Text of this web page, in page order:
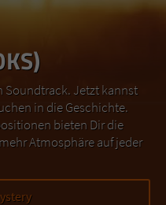
Soundtrack. Jetzt kannst
in die Geschichte.
bieten Dir die
Atmosphäre auf jeder